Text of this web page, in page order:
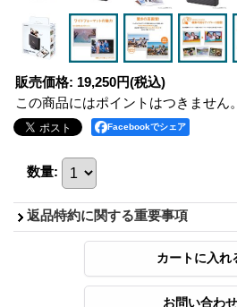
販売価格: 19,250円(税込)
この商品にはポイントはつきません。
Facebookでシェア
数量:
返品特約に関する重要事項